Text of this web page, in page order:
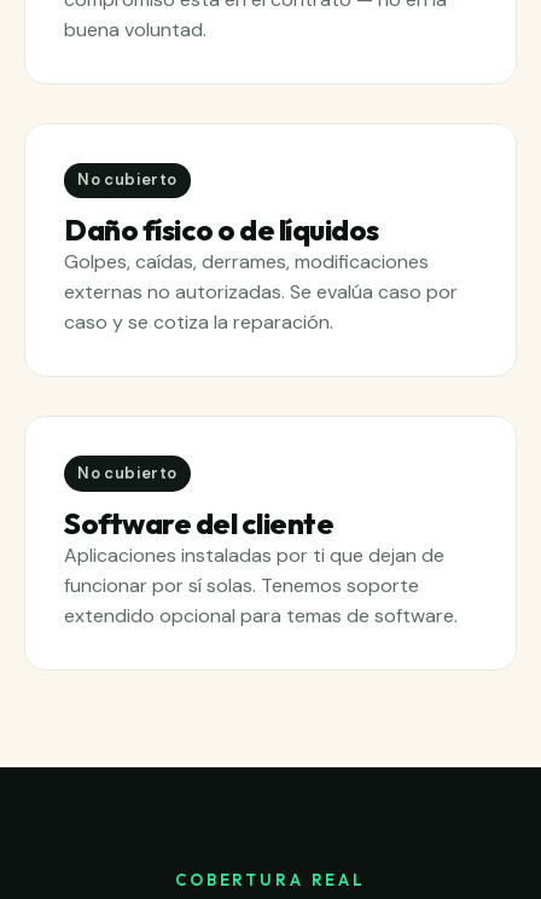
buena voluntad.
No cubierto
Daño físico o de líquidos
Golpes, caídas, derrames, modificaciones
externas no autorizadas. Se evalúa caso por
caso y se cotiza la reparación.
No cubierto
Software del cliente
Aplicaciones instaladas por ti que dejan de
funcionar por sí solas. Tenemos soporte
extendido opcional para temas de software.
COBERTURA REAL